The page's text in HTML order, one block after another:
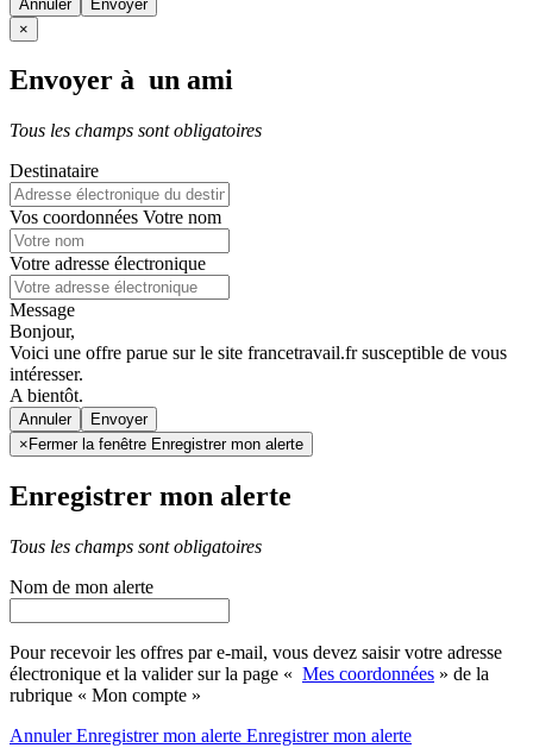
Annuler
×
Envoyer à un ami
Tous les champs sont obligatoires
Destinataire
Vos coordonnées Votre nom
Votre adresse électronique
Message
Bonjour,
Voici une offre parue sur le site francetravail.fr susceptible de vous
intéresser.
A bientôt.
Annuler
× Fermer la fenêtre Enregistrer mon alerte
Enregistrer mon alerte
Tous les champs sont obligatoires
Nom de mon alerte
Pour recevoir les offres par e-mail, vous devez saisir votre adresse
électronique et la valider sur la page « Mes coordonnées » de la
rubrique « Mon compte »
AnnulerEnregistrer mon alerte Enregistrermon alerte